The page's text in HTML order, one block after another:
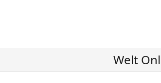
Welt